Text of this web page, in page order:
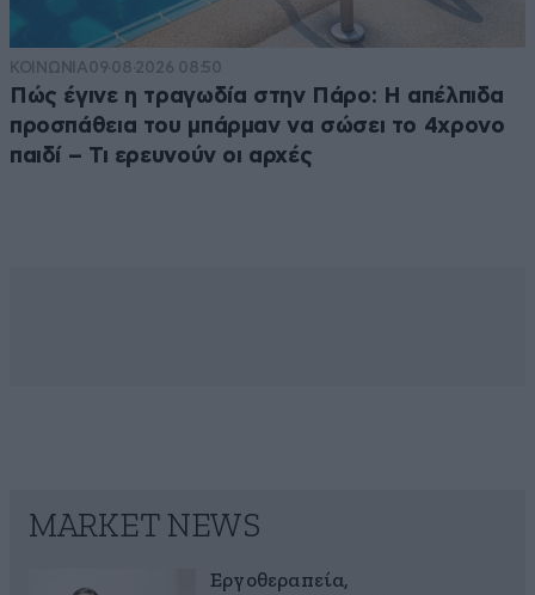
ΚΟΙΝΩΝΙΑ09·08·2026 08:50
Πώς έγινε η τραγωδία στην Πάρο: Η απέλπιδα
προσπάθεια του μπάρμαν να σώσει το 4χρονο
παιδί – Τι ερευνούν οι αρχές
MARKET NEWS
Εργοθεραπεία,